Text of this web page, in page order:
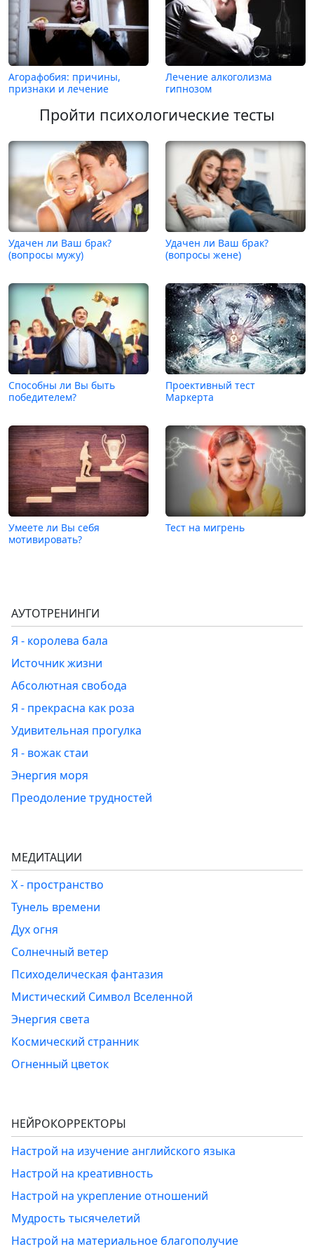
Агорафобия: причины,
признаки и лечение
Лечение алкоголизма
гипнозом
Пройти психологические тесты
Удачен ли Ваш брак?
(вопросы мужу)
Удачен ли Ваш брак?
(вопросы жене)
Способны ли Вы быть
победителем?
Проективный тест
Маркерта
Умеете ли Вы себя
мотивировать?
Тест на мигрень
АУТОТРЕНИНГИ
Я - королева бала
Источник жизни
Абсолютная свобода
Я - прекрасна как роза
Удивительная прогулка
Я - вожак стаи
Энергия моря
Преодоление трудностей
МЕДИТАЦИИ
Х - пространство
Тунель времени
Дух огня
Солнечный ветер
Психоделическая фантазия
Мистический Символ Вселенной
Энергия света
Космический странник
Огненный цветок
НЕЙРОКОРРЕКТОРЫ
Настрой на изучение английского языка
Настрой на креативность
Настрой на укрепление отношений
Мудрость тысячелетий
Настрой на материальное благополучие